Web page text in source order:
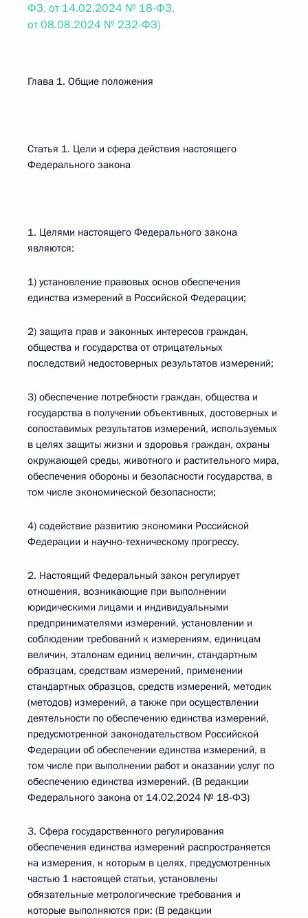
ФЗ, от 14.02.2024 № 18-ФЗ,
от 08.08.2024 № 232-ФЗ)
Глава 1. Общие положения
Статья 1. Цели и сфера действия настоящего
Федерального закона
1. Целями настоящего Федерального закона
являются:
1) установление правовых основ обеспечения
единства измерений в Российской Федерации;
2) защита прав и законных интересов граждан,
общества и государства от отрицательных
последствий недостоверных результатов измерений;
3) обеспечение потребности граждан, общества и
государства в получении объективных, достоверных и
сопоставимых результатов измерений, используемых
в целях защиты жизни и здоровья граждан, охраны
окружающей среды, животного и растительного мира,
обеспечения обороны и безопасности государства, в
том числе экономической безопасности;
4) содействие развитию экономики Российской
Федерации и научно-техническому прогрессу.
2. Настоящий Федеральный закон регулирует
отношения, возникающие при выполнении
юридическими лицами и индивидуальными
предпринимателями измерений, установлении и
соблюдении требований к измерениям, единицам
величин, эталонам единиц величин, стандартным
образцам, средствам измерений, применении
стандартных образцов, средств измерений, методик
(методов) измерений, а также при осуществлении
деятельности по обеспечению единства измерений,
предусмотренной законодательством Российской
Федерации об обеспечении единства измерений, в
том числе при выполнении работ и оказании услуг по
обеспечению единства измерений. (В редакции
Федерального закона от 14.02.2024 № 18-ФЗ)
3. Сфера государственного регулирования
обеспечения единства измерений распространяется
на измерения, к которым в целях, предусмотренных
частью 1 настоящей статьи, установлены
обязательные метрологические требования и
которые выполняются при: (В редакции